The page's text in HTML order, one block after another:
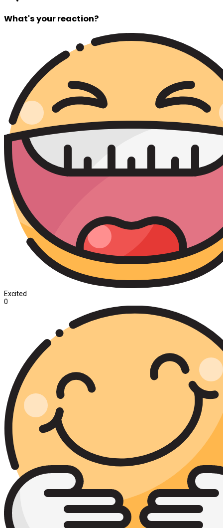
What's your reaction?
Excited
0